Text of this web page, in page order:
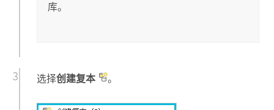
库。
选择创建复本 。